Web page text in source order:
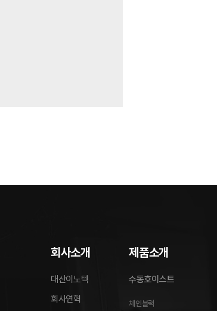
회사소개
대산이노텍
회사연혁
제품소개
수동호이스트
체인블럭